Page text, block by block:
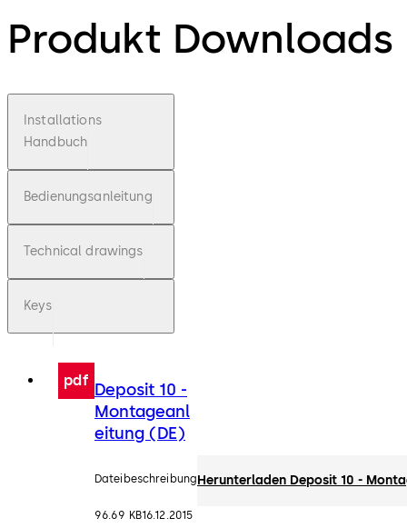
Produkt Downloads
Installations
Handbuch
Bedienungsanleitung
Technical drawings
Keys
pdf Deposit 10 -
Montageanl
eitung (DE)
Dateibeschreibung
96.69 KB16.12.2015
Herunterladen Deposit 10 -